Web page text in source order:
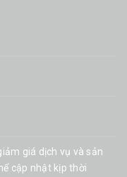
giá dịch vụ và sản
cập nhật kịp thời